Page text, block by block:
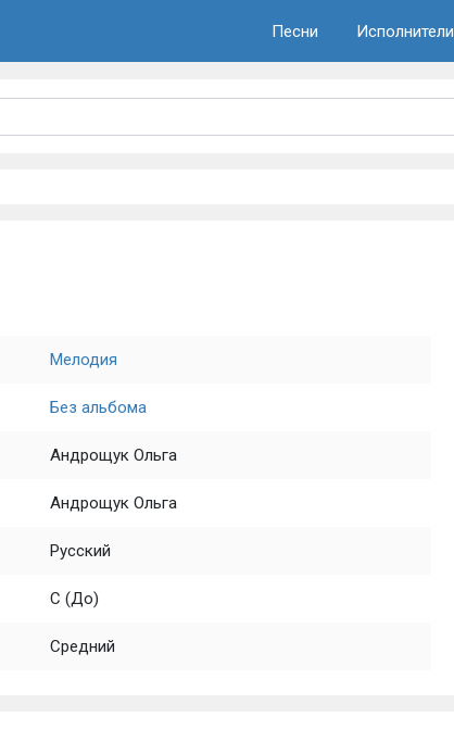
Песни Исполнители
Мелодия
Без альбома
Андрощук Ольга
Андрощук Ольга
Русский
C (До)
Средний